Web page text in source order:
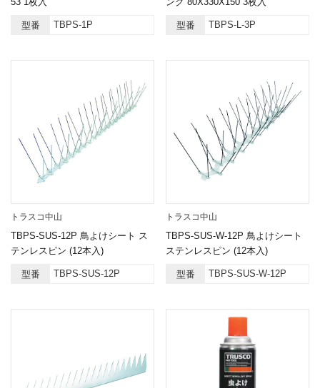
型番 TBPS-1P 型番 TBPS-L-3P
トラスコ中山
TBPS-SUS-12P 鳥よけシート ス
テンレスピン (12本入)
型番 TBPS-SUS-12P
トラスコ中山
TBPS-SUS-W-12P 鳥よけシート
ステンレスピン (12本入)
型番 TBPS-SUS-W-12P